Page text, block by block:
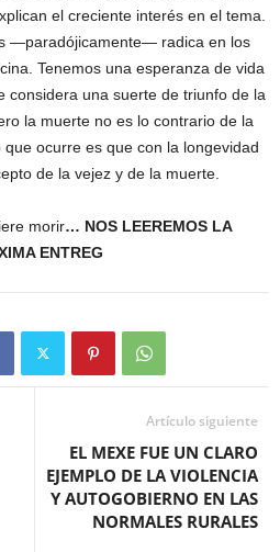
el creciente interés en el tema.
—paradójicamente— radica en los
Tenemos una esperanza de vida
considera una suerte de triunfo de la
la muerte no es lo contrario de la
ocurre es que con la longevidad
de la vejez y de la muerte.
morir… NOS LEEREMOS LA
ENTREG
Artículo siguiente
EL MEXE FUE UN CLARO
EJEMPLO DE LA VIOLENCIA
Y AUTOGOBIERNO EN LAS
NORMALES RURALES